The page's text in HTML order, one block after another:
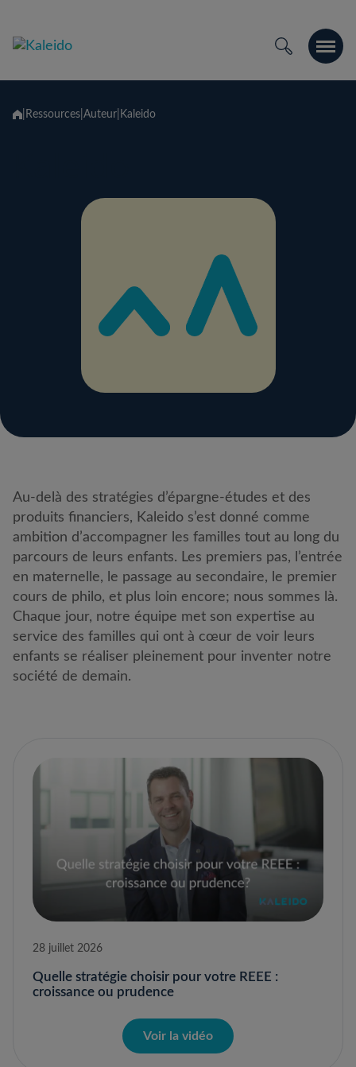
content
Ressources Auteur Kaleido
Au-delà des stratégies d’épargne-études et des
produits financiers, Kaleido s’est donné comme
ambition d’accompagner les familles tout au long du
parcours de leurs enfants. Les premiers pas, l’entrée
en maternelle, le passage au secondaire, le premier
cours de philo, et plus loin encore; nous sommes là.
Chaque jour, notre équipe met son expertise au
service des familles qui ont à cœur de voir leurs
enfants se réaliser pleinement pour inventer notre
société de demain.
28 juillet 2026
Quelle stratégie choisir pour votre REEE :
croissance ou prudence
Voir la vidéo